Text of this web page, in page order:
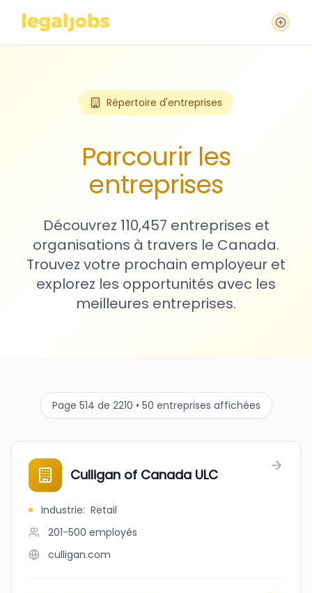
Répertoire d'entreprises
Parcourir les
entreprises
Découvrez 110,457 entreprises et
organisations à travers le Canada.
Trouvez votre prochain employeur et
explorez les opportunités avec les
meilleures entreprises.
Page 514 de 2210 • 50 entreprises affichées
Culligan of Canada ULC
Industrie: Retail
201-500 employés
culligan.com